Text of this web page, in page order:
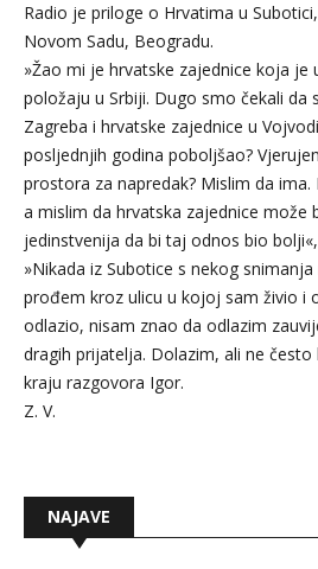
Radio je priloge o Hrvatima u
Novom Sadu, Beogradu.
»Žao mi je hrvatske zajednice koja
položaju u Srbiji. Dugo smo čekali da
Zagreba i hrvatske zajednice u
posljednjih godina poboljšao?
prostora za napredak? Mislim da
a mislim da hrvatska zajednice može
jedinstvenija da bi taj odnos bio
»Nikada iz Subotice s nekog
prođem kroz ulicu u kojoj sam živio i
odlazio, nisam znao da odlazim
dragih prijatelja. Dolazim, ali ne često
kraju razgovora Igor.
Z. V.
NAJAVE